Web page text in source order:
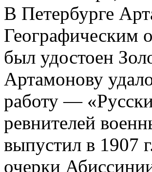
В Петербурге
Географическим
был удостоен
Артамонову
работу —
ревнителей
выпустил в 1907
очерки